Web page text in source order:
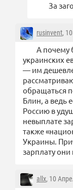
За
rusinvent,
А почему
украинских
— им
обращаться
Блин, а ведь
Россию в
невыплате
также
Украины.
зарплату они
allx, 10